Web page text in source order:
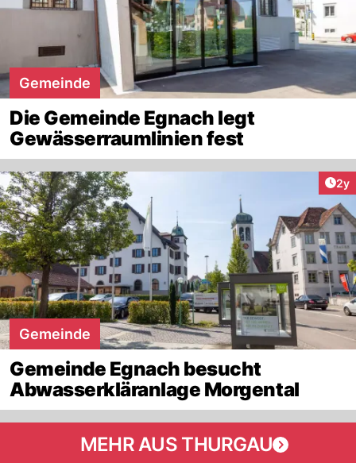
Gemeinde
Die Gemeinde Egnach legt
Gewässerraumlinien fest
2y
Gemeinde
Gemeinde Egnach besucht
Abwasserkläranlage Morgental
MEHR AUS THURGAU